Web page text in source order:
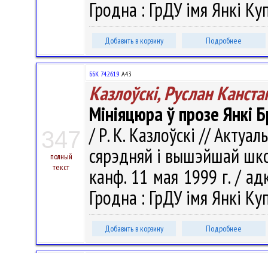
Гродна : ГрДУ імя Янкі
Добавить в корзину Подробнее
347
полный
текст
ББК 74.261.9 А43
Казлоўскі, Руслан
Мініяцюра ў прозе Янкі
/ Р. К. Казлоўскі //
сярэдняй і вышэйшай
канф. 11 мая 1999 г. /
Гродна : ГрДУ імя Янкі
Добавить в корзину Подробнее